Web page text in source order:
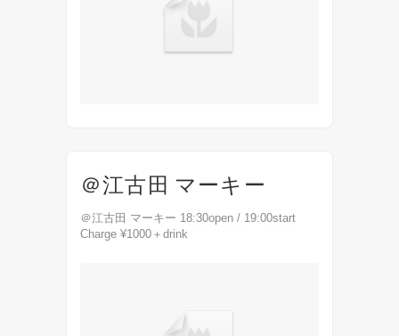
＠江古田 マーキー
＠江古田 マーキー 18:30open / 19:00start
Charge ¥1000＋drink